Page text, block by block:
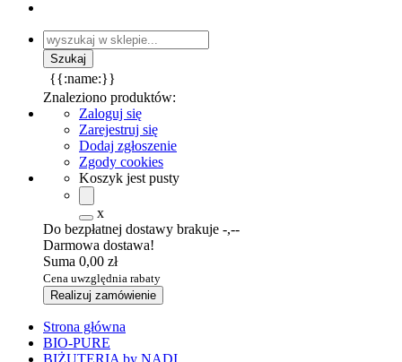
{{:name:}}
Znaleziono produktów:
Zaloguj się
Zarejestruj się
Dodaj zgłoszenie
Zgody cookies
Koszyk jest pusty
x
Do bezpłatnej dostawy brakuje -,--
Darmowa dostawa!
Suma 0,00 zł
Cena uwzględnia rabaty
Realizuj zamówienie
Strona główna
BIO-PURE
BIŻUTERIA by NADI